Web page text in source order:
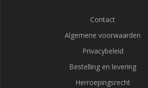
Contact
Algemene voorwaarden
Privacybeleid
Bestelling en levering
Herroepingsrecht